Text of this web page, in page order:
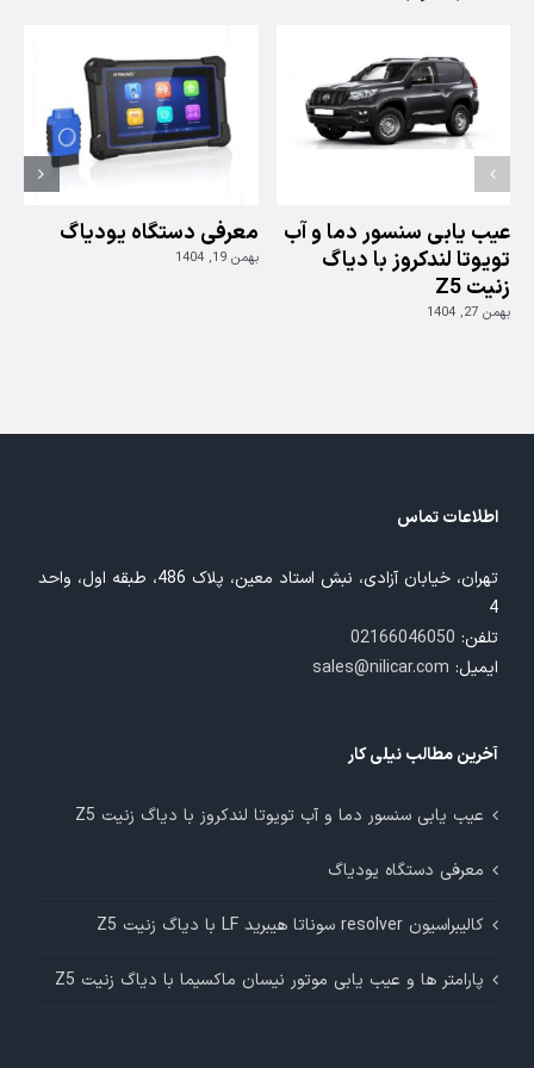
یانگ
دیاگ
جی
اسکن
عیب یابی سنسور دما و آب
تویوتا لندکروز با دیاگ
زنیت Z5
بهمن 27, 1404
معرفی دستگاه یودیاگ
بهمن 19, 1404
اطلاعات تماس
تهران، خیابان آزادی، نبش استاد معین، پلاک 486، طبقه اول، واحد
4
تلفن: 02166046050
ایمیل: sales@nilicar.com
آخرین مطالب نیلی کار
عیب یابی سنسور دما و آب تویوتا لندکروز با دیاگ زنیت Z5
معرفی دستگاه یودیاگ
کالیبراسیون resolver سوناتا هیبرید LF با دیاگ زنیت Z5
پارامتر ها و عیب یابی موتور نیسان ماکسیما با دیاگ زنیت Z5